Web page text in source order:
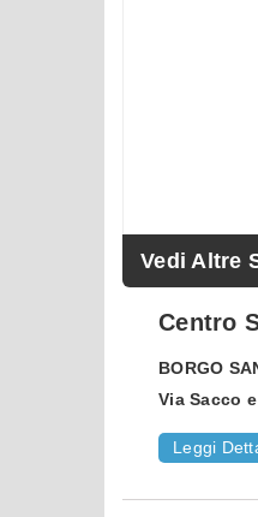
Vedi Altre
Centro
BORGO
Via Sacco
Leggi